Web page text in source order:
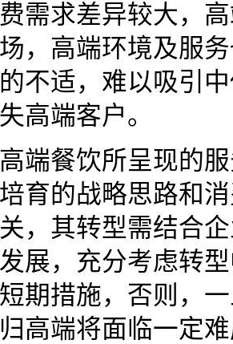
需求差异较大，
，高端环境及服
不适，难以吸引
高端客户。
端餐饮所呈现的
育的战略思路和
，其转型需结合
展，充分考虑转
期措施，否则，
高端将面临一定